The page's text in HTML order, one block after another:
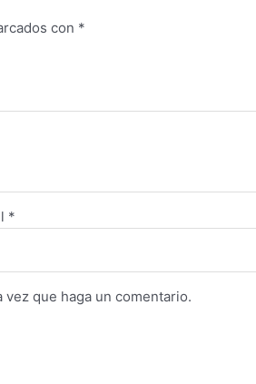
con *
*
que haga un comentario.